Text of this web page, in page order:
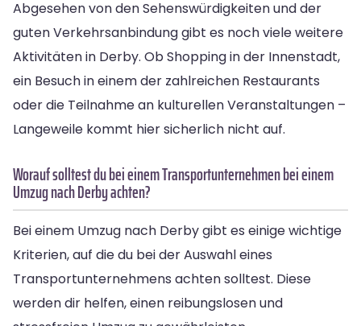
Abgesehen von den Sehenswürdigkeiten und der
guten Verkehrsanbindung gibt es noch viele weitere
Aktivitäten in Derby. Ob Shopping in der Innenstadt,
ein Besuch in einem der zahlreichen Restaurants
oder die Teilnahme an kulturellen Veranstaltungen –
Langeweile kommt hier sicherlich nicht auf.
Worauf solltest du bei einem Transportunternehmen bei einem
Umzug nach Derby achten?
Bei einem Umzug nach Derby gibt es einige wichtige
Kriterien, auf die du bei der Auswahl eines
Transportunternehmens achten solltest. Diese
werden dir helfen, einen reibungslosen und